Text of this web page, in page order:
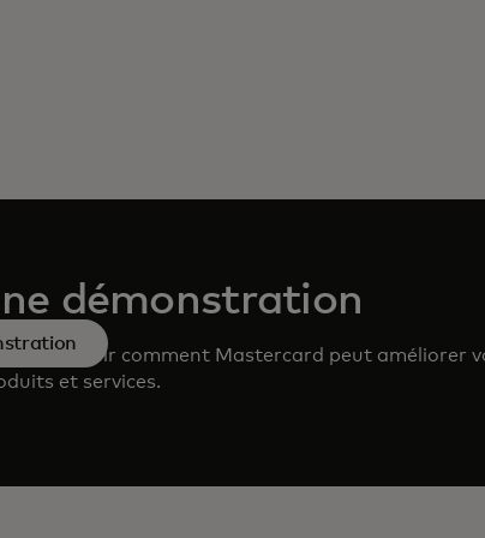
démonstration
pour savoir comment Mastercard peut améliorer
et services.